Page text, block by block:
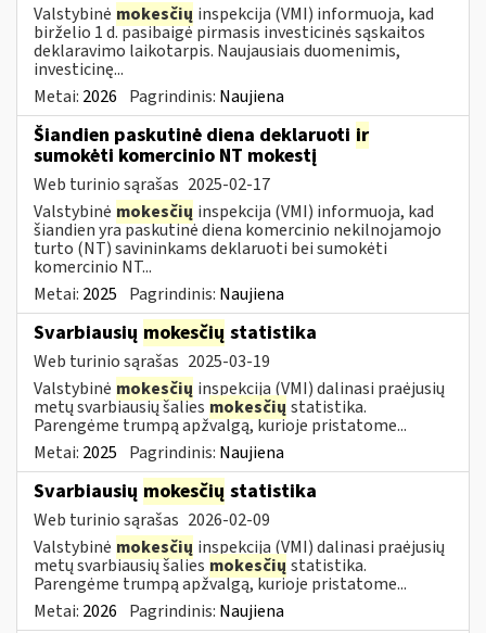
Valstybinė mokesčių inspekcija (VMI) informuoja, kad
birželio 1 d. pasibaigė pirmasis investicinės sąskaitos
deklaravimo laikotarpis. Naujausiais duomenimis,
investicinę...
Metai: 2026 Pagrindinis: Naujiena
Šiandien paskutinė diena deklaruoti ir
sumokėti komercinio NT mokestį
Web turinio sąrašas 2025-02-17
Valstybinė mokesčių inspekcija (VMI) informuoja, kad
šiandien yra paskutinė diena komercinio nekilnojamojo
turto (NT) savininkams deklaruoti bei sumokėti
komercinio NT...
Metai: 2025 Pagrindinis: Naujiena
Svarbiausių mokesčių statistika
Web turinio sąrašas 2025-03-19
Valstybinė mokesčių inspekcija (VMI) dalinasi praėjusių
metų svarbiausių šalies mokesčių statistika.
Parengėme trumpą apžvalgą, kurioje pristatome...
Metai: 2025 Pagrindinis: Naujiena
Svarbiausių mokesčių statistika
Web turinio sąrašas 2026-02-09
Valstybinė mokesčių inspekcija (VMI) dalinasi praėjusių
metų svarbiausių šalies mokesčių statistika.
Parengėme trumpą apžvalgą, kurioje pristatome...
Metai: 2026 Pagrindinis: Naujiena